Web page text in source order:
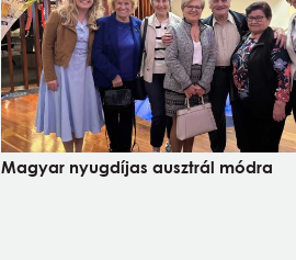
Magyar nyugdíjas ausztrál módra